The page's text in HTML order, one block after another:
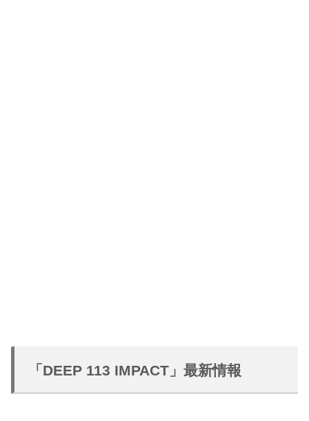
「DEEP 113 IMPACT」最新情報